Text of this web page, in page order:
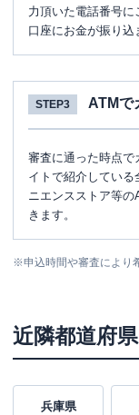
力頂いた電話番号
口座にお金が振り込
STEP3 ATMで
審査に通った時点で
イトで紹介してい
ニエンスストア等
きます。
※申込時間や審査により
近隣都道府
兵庫県